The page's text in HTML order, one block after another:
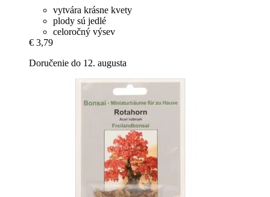
vytvára krásne kvety
plody sú jedlé
celoročný výsev
€ 3,79
Doručenie do 12. augusta